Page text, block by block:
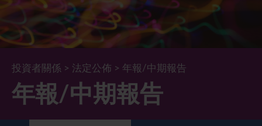
管理團隊 (英文版)
公司資料
Lenovo.com
公司新聞
業績及推介材料
綜合損益表
綜合全面收益表
綜合資產負債表
股票資料
股價資訊
新投資者
投資者活動年曆
法定公佈
最新消息
年報/中期報告
公告
企業管治
董事會
董事委員會
可持續發展
董事會對環境、社會及管治事宜的監管
新聞和資源
投資者關係 > 法定公佈 > 年報/中期報告
年報/中期報告